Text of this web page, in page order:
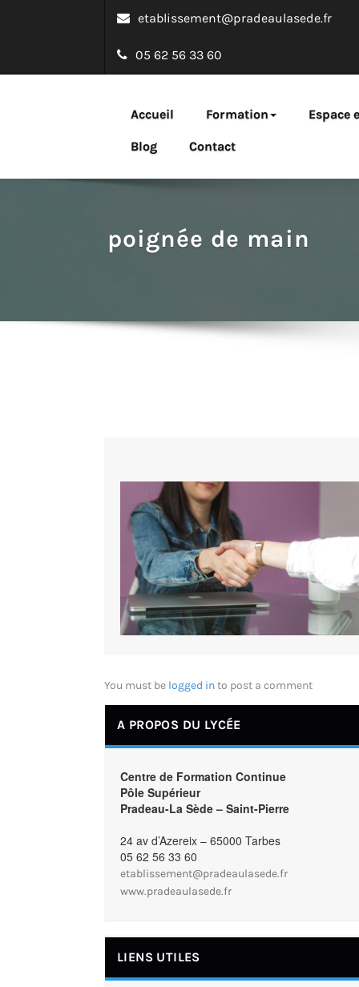
etablissement@pradeaulasede.fr
05 62 56 33 60
Bachelor
Accueil Formation Espace
Blog Contact
poignée de main
You must be logged into post a comment
A PROPOS DU LYCÉE
Centre de Formation Continue
Pôle Supérieur
Pradeau-La Sède – Saint-Pierre
24 av d’Azereix – 65000 Tarbes
05 62 56 33 60
etablissement@pradeaulasede.fr
www.pradeaulasede.fr
LIENS UTILES